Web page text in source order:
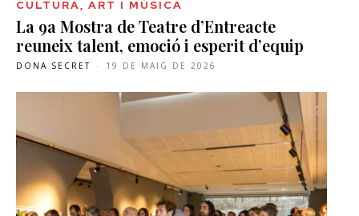
CULTURA, ART I MÚSICA
La 9a Mostra de Teatre d’Entreacte
reuneix talent, emoció i esperit d’equip
DONA SECRET - 19 DE MAIG DE 2026